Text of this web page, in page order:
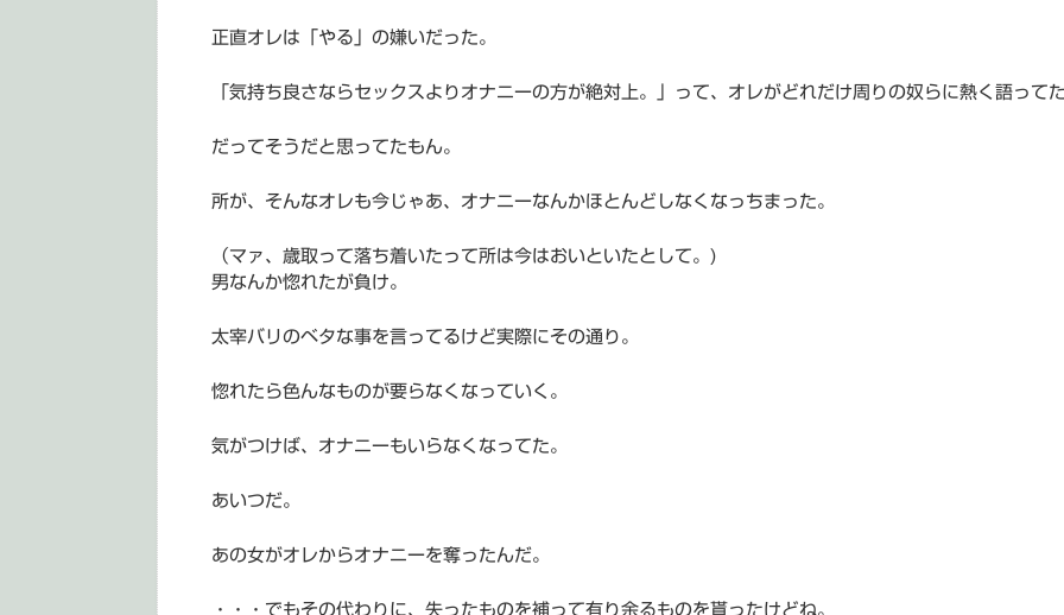
正直オレは「やる」の嫌いだった。
「気持ち良さならセックスよりオナニーの方が絶対上。」って、オレがどれだけ周りの奴らに熱く語って
だってそうだと思ってたもん。
所が、そんなオレも今じゃあ、オナニーなんかほとんどしなくなっちまった。
（マァ、歳取って落ち着いたって所は今はおいといたとして。)
男なんか惚れたが負け。
太宰バリのベタな事を言ってるけど実際にその通り。
惚れたら色んなものが要らなくなっていく。
気がつけば、オナニーもいらなくなってた。
あいつだ。
あの女がオレからオナニーを奪ったんだ。
・・・でもその代わりに、失ったものを補って有り余るものを貰ったけどね。